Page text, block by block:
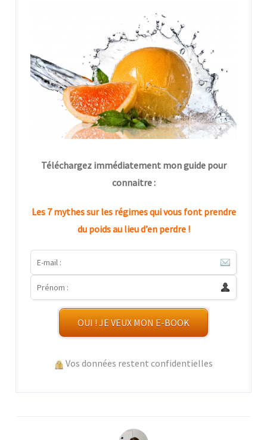
Téléchargez immédiatement mon guide pour
connaitre :
Les 7 mythes sur les régimes qui vous font prendre
du poids au lieu d’en perdre !
OUI ! JE VEUX MON E-BOOK
Vos données restent confidentielles